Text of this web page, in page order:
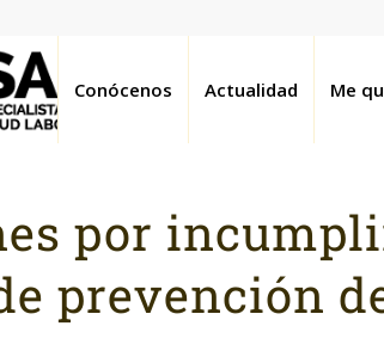
Conócenos Actualidad Me
por
prevención